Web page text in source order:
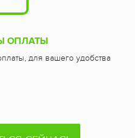
ОПЛАТЫ
для вашего удобства